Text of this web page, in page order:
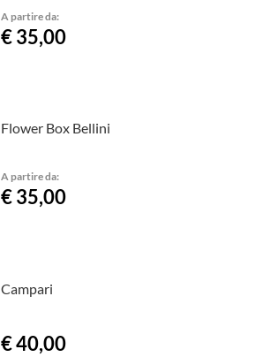
A partire da:
€ 35,00
Flower Box Bellini
A partire da:
€ 35,00
Campari
€ 40,00